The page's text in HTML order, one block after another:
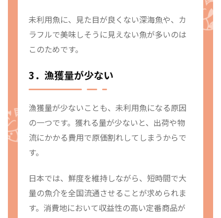
未利用魚に、見た目が良くない深海魚や、カ
ラフルで美味しそうに見えない魚が多いのは
このためです。
3．漁獲量が少ない
漁獲量が少ないことも、未利用魚になる原因
の一つです。獲れる量が少ないと、出荷や物
流にかかる費用で原価割れしてしまうからで
す。
日本では、鮮度を維持しながら、短時間で大
量の魚介を全国流通させることが求められま
す。消費地において収益性の高い定番商品が